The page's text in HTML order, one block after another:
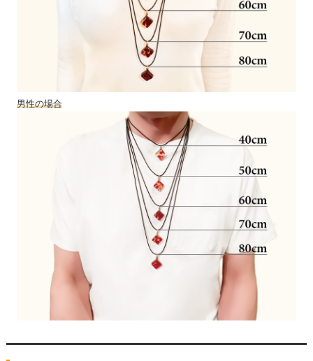
男性の場合